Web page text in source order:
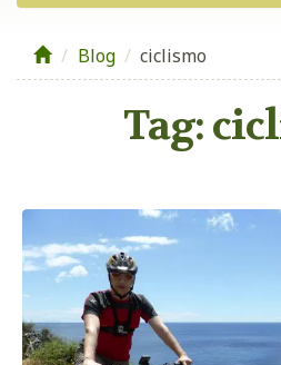
Blog / ciclismo
Tag: